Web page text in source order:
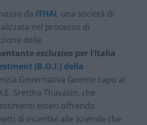
da ITHAI, una società di
nel processo di
delle
esclusivo per l’Italia
(B.O.I.) della
Governativa facente capo al
Srettha Thavasin, che
esteri offrendo
di incentivi alle aziende che